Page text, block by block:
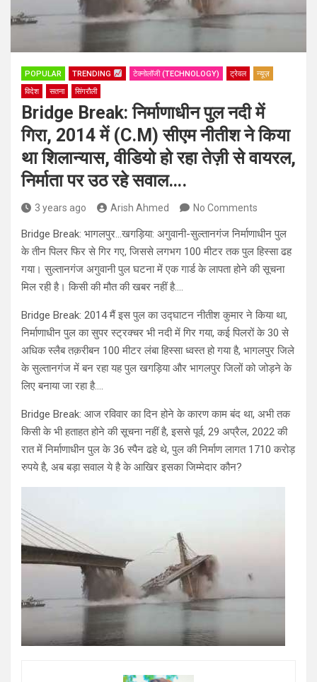
POPULAR TRENDING टेक्नोलॉजी (TECHNOLOGY) ट्रेवल
न्यूज़
विदेश
सतना सिंगरौली
Bridge Break: निर्माणाधीन पुल नदी में
गिरा, 2014 में (C.M) सीएम नीतीश ने किया
था शिलान्यास, वीडियो हो रहा तेज़ी से वायरल,
निर्माता पर उठ रहे सवाल….
3 years ago Arish Ahmed No Comments
Bridge Break: भागलपुर…खगड़‍िया: अगुवानी-सुल्तानगंज निर्माणाधीन पुल
के तीन पिलर फिर से गिर गए, जिससे लगभग 100 मीटर तक पुल हिस्सा ढह
गया। सुल्तानगंज अगुवानी पुल घटना में एक गार्ड के लापता होने की सूचना
मिल रही है। किसी की मौत की खबर नहीं है….
Bridge Break: 2014 मैं इस पुल का उद्घाटन नीतीश कुमार ने किया था,
निर्माणाधीन पुल का सुपर स्ट्रक्चर भी नदी में गिर गया, कई पिलरों के 30 से
अधिक स्लैब तक़रीबन 100 मीटर लंबा हिस्सा ध्वस्त हो गया है, भागलपुर जिले
के सुल्तानगंज में बन रहा यह पुल खगड़िया और भागलपुर जिलों को जोड़ने के
लिए बनाया जा रहा है….
Bridge Break: आज रविवार का दिन होने के कारण काम बंद था, अभी तक
किसी के भी हताहत होने की सूचना नहीं है, इससे पूर्व, 29 अप्रैल, 2022 की
रात में निर्माणाधीन पुल के 36 स्पैन ढहे थे, पुल की नि‍र्माण लागत 1710 करोड़
रुपये है, अब बड़ा सवाल ये है के आखिर इसका जिम्मेदार कौन?